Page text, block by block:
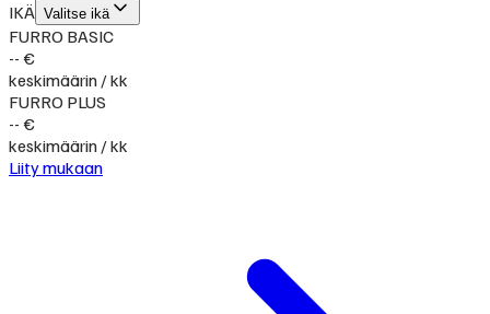
IKÄ Valitse ikä
FURRO BASIC
-- €
keskimäärin / kk
FURRO PLUS
-- €
keskimäärin / kk
Liity mukaan